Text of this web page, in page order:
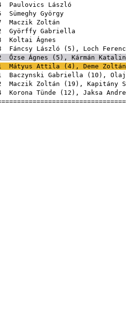
Paulovics László
Sümeghy György
Maczik Zoltán
Györffy Gabriella
Koltai Ágnes
Fáncsy László ( 5 ), Loch Ferenc
Őzse Ágnes ( 5 ), Kármán Katalin
Mátyus Attila ( 4), Deme Zoltán
Baczynski Gabriella ( 10 ),
Maczik Zoltán ( 19 ), Kapitány
Korona Tünde ( 12 ), Jaksa